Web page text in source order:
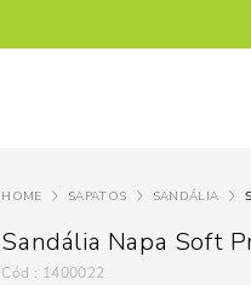
O que você
SAPATOS SANDÁLIA
Sandália Napa Soft
: 1400022